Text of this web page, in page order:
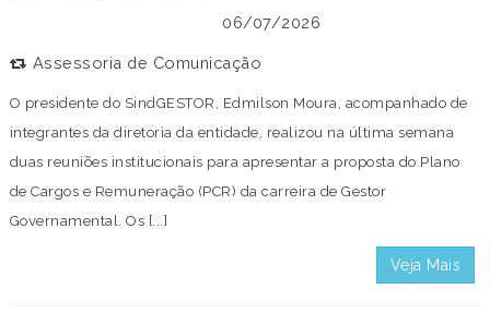
06/07/2026
Assessoria de Comunicação
O presidente do SindGESTOR, Edmilson Moura, acompanhado de
integrantes da diretoria da entidade, realizou na última semana
duas reuniões institucionais para apresentar a proposta do Plano
de Cargos e Remuneração (PCR) da carreira de Gestor
Governamental. Os [...]
Veja Mais